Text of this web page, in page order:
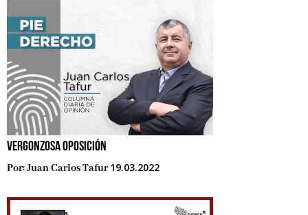
VERGONZOSA OPOSICIÓN
Por:Juan Carlos Tafur 19.03.2022